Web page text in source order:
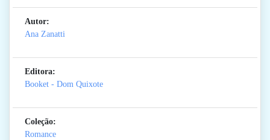
Autor:
Ana Zanatti
Editora:
Booket - Dom Quixote
Coleção:
Romance